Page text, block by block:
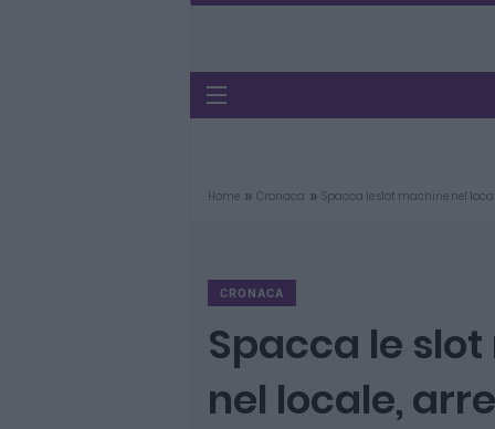
Home » Cronaca » Spacca le slot machine nel
CRONACA
Spacca le
nel locale,